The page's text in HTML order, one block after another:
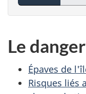
Le
Épaves de
Risques liés